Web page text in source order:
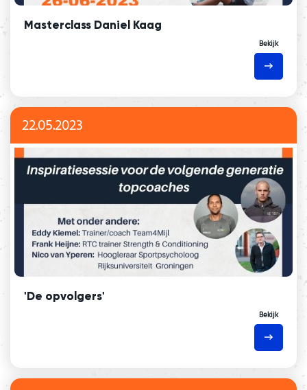
Masterclass Daniel Kaag
Bekijk
22.05.2023
'De opvolgers'
Bekijk